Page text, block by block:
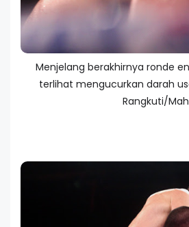
Menjelang berakhirnya ronde
terlihat mengucurkan darah
Rangkuti/